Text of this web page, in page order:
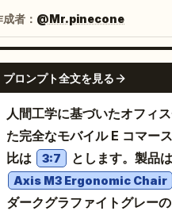
成者： @Mr.pinecone
プロンプト全文を見る
人間工学に基づいたオフィ
た完全なモバイル E コマー
比は
3:7 とします。製品
Axis M3 Ergonomic Chair
ダークグラファイトグレー